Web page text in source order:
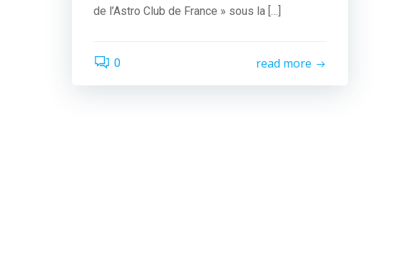
de l’Astro Club de France » sous la […]
0 read more